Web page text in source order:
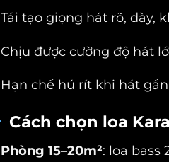
Tái tạo giọng hát rõ, dày,
Chịu được cường độ hát
Hạn chế hú rít khi hát
Cách chọn loa
Phòng 15–20m²: loa bass